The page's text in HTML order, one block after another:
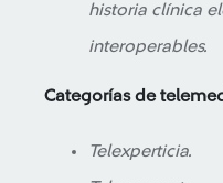
historia clínica
interoperables.
Categorías de
Telexperticia.